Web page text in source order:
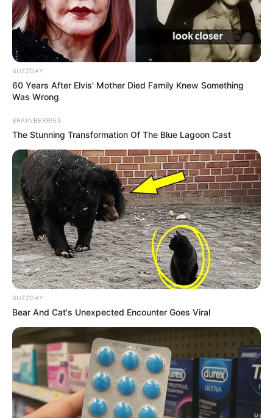
-ad4
Matérias Bônus :
🧊 Cálculo da Insalubridade sobre o base.
🧊 Entretenimento: Os melhores doramas
🧊 ACS/ACE: Tribunal decide: Valor da Insalubridade.
🧊Netflix: Como usar códigos para desbloquear categorias
ocultas.
Fonte: JASB com informações da Câmara dos Deputados.
Edição Geral: JASB.
O jornalismo do JASB.com.br precisa de você para continuar
marcando ponto na vida dos ACS e ACE.Compartilhe as nossas
notícias em suas redes sociais!
BUZZDAY
60 Years After Elvis' Mother Died Family Knew Something
Was Wrong
BRAINBERRIES
The Stunning Transformation Of The Blue Lagoon Cast
BUZZDAY
Bear And Cat's Unexpected Encounter Goes Viral